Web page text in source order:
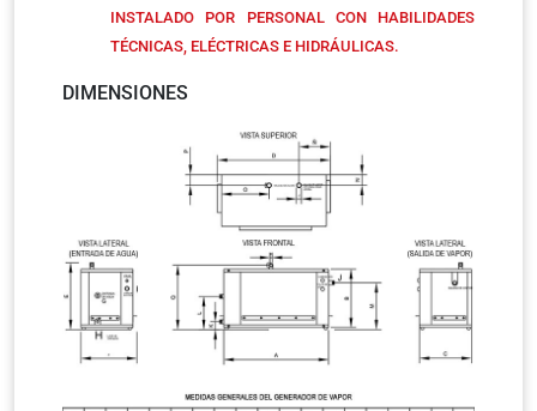
INSTALADO POR PERSONAL CON HABILIDADES
TÉCNICAS, ELÉCTRICAS E HIDRÁULICAS.
DIMENSIONES